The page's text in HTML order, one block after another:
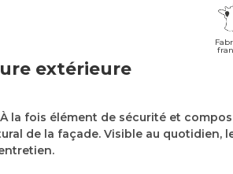
extérieure
la fois élément de sécurité et
de la façade. Visible au quotidien,